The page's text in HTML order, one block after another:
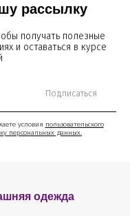
рассылку
получать полезные
и оставаться в курсе
Подписаться
условия пользовательского
персональных данных.
одежда